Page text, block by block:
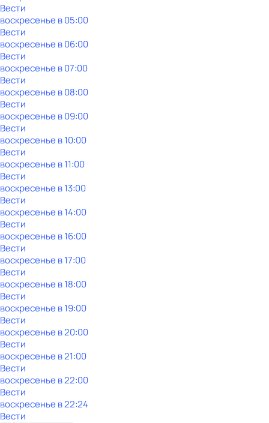
Вести
воскресенье в05:00
Вести
воскресенье в06:00
Вести
воскресенье в07:00
Вести
воскресенье в08:00
Вести
воскресенье в09:00
Вести
воскресенье в10:00
Вести
воскресенье в11:00
Вести
воскресенье в13:00
Вести
воскресенье в14:00
Вести
воскресенье в16:00
Вести
воскресенье в17:00
Вести
воскресенье в18:00
Вести
воскресенье в19:00
Вести
воскресенье в20:00
Вести
воскресенье в21:00
Вести
воскресенье в22:00
Вести
воскресенье в22:24
Вести